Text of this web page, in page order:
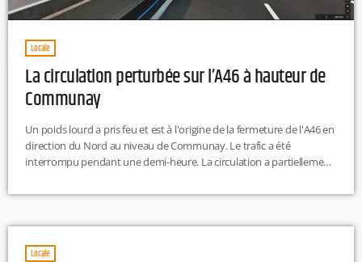
Locale
La circulation perturbée sur l’A46 à hauteur de
Communay
Un poids lourd a pris feu et est à l'origine de la fermeture de l'A46 en
direction du Nord au niveau de Communay. Le trafic a été
interrompu pendant une demi-heure. La circulation a partiellement
https://twitter.com/A46Trafic/status/1140606635485880320
Locale